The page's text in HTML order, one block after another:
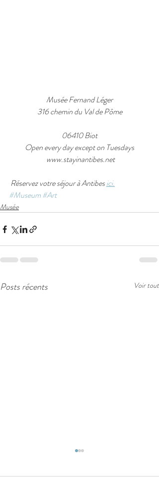
Musée Fernand Léger
316 chemin du Val de Pôme
06410 Biot
Open every day except on Tuesdays
www.stayinantibes.net
Réservez votre séjour à Antibes ici.
#Museum #Art
Musée
Posts récents Voir tout